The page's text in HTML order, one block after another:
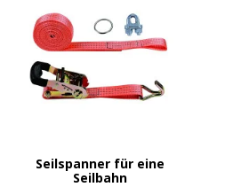
Seilspanner für eine
Seilbahn